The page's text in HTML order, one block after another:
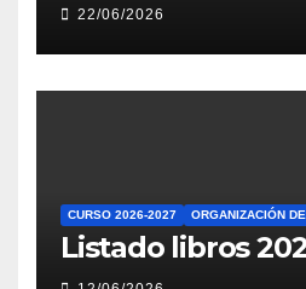
22/06/2026
CURSO 2026-2027 ORGANIZACIÓN
Listado libros